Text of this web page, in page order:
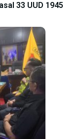
33 UUD 1945